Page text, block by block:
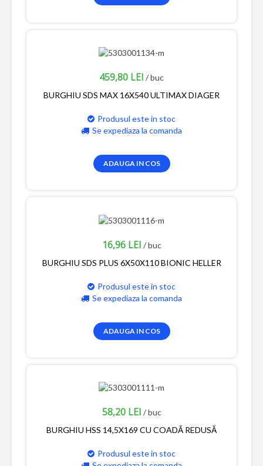
459,80 LEI / buc
BURGHIU SDS MAX 16X540 ULTIMAX DIAGER
Produsul este in stoc
Se expediaza la comanda
ADAUGA IN COS
16,96 LEI / buc
BURGHIU SDS PLUS 6X50X110 BIONIC HELLER
Produsul este in stoc
Se expediaza la comanda
ADAUGA IN COS
58,20 LEI / buc
BURGHIU HSS 14,5X169 CU COADĂ REDUSĂ
Produsul este in stoc